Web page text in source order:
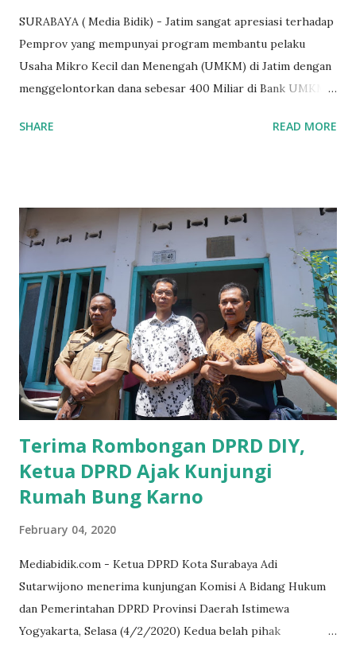
SURABAYA ( Media Bidik) - Jatim sangat apresiasi terhadap
Pemprov yang mempunyai program membantu pelaku
Usaha Mikro Kecil dan Menengah (UMKM) di Jatim dengan
menggelontorkan dana sebesar 400 Miliar di Bank UMKM
UMKM di Jatim. Namun Chusainuddin,S.Sos Anggota Komisi
yang sebenarnya ada dana pinjaman lunak untuk mereka. "
Ketika saya menjalankan Reses di Blitar,Kediri dan
Tulungagung , banyak masyarakat sana tak mengetahui ada
dana pinjaman lunak di Bank UMKM untuk para pelaku
UMKM, karena sebenarnya jika Pemprov serius
memberikan sosialisasi sampai ke tingkat desa,maka saya
yakin masyarakat sangat senang sekali," ucap pria yang
akrab dipanggil Gus Udin tersebut. Apalagi menyambut
MEA, seharusnya pelaku UMKM sudah mengerti kalau ada
dana pinjaman unt...
SHARE READ MORE
Terima Rombongan DPRD DIY,
Ketua DPRD Ajak Kunjungi
Rumah Bung Karno
February 04, 2020
Mediabidik.com - Ketua DPRD Kota Surabaya Adi
Sutarwijono menerima kunjungan Komisi A Bidang Hukum
dan Pemerintahan DPRD Provinsi Daerah Istimewa
Yogyakarta, Selasa (4/2/2020) Kedua belah pihak